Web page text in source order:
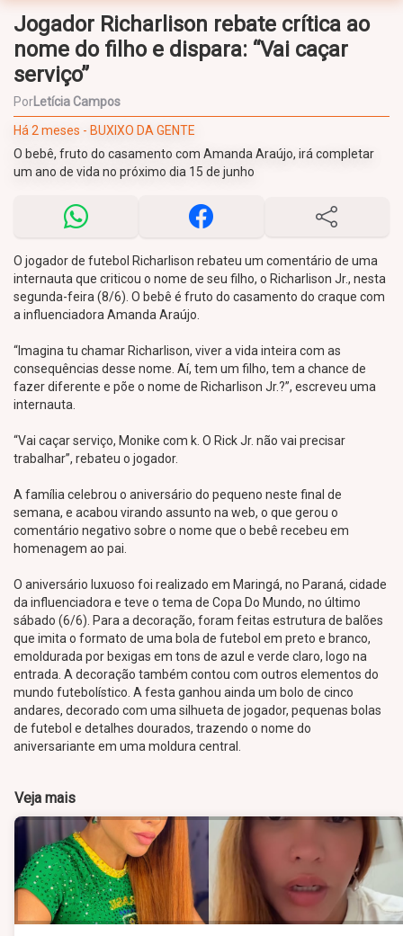
Jogador Richarlison rebate crítica ao
nome do filho e dispara: “Vai caçar
serviço”
PorLetícia Campos
Há 2 meses - BUXIXO DA GENTE
O bebê, fruto do casamento com Amanda Araújo, irá completar
um ano de vida no próximo dia 15 de junho
O jogador de futebol Richarlison rebateu um comentário de uma
internauta que criticou o nome de seu filho, o Richarlison Jr., nesta
segunda-feira (8/6). O bebê é fruto do casamento do craque com
a influenciadora Amanda Araújo.
“Imagina tu chamar Richarlison, viver a vida inteira com as
consequências desse nome. Aí, tem um filho, tem a chance de
fazer diferente e põe o nome de Richarlison Jr.?”, escreveu uma
internauta.
“Vai caçar serviço, Monike com k. O Rick Jr. não vai precisar
trabalhar”, rebateu o jogador.
A família celebrou o aniversário do pequeno neste final de
semana, e acabou virando assunto na web, o que gerou o
comentário negativo sobre o nome que o bebê recebeu em
homenagem ao pai.
O aniversário luxuoso foi realizado em Maringá, no Paraná, cidade
da influenciadora e teve o tema de Copa Do Mundo, no último
sábado (6/6). Para a decoração, foram feitas estrutura de balões
que imita o formato de uma bola de futebol em preto e branco,
emoldurada por bexigas em tons de azul e verde claro, logo na
entrada. A decoração também contou com outros elementos do
mundo futebolístico. A festa ganhou ainda um bolo de cinco
andares, decorado com uma silhueta de jogador, pequenas bolas
de futebol e detalhes dourados, trazendo o nome do
aniversariante em uma moldura central.
Veja mais